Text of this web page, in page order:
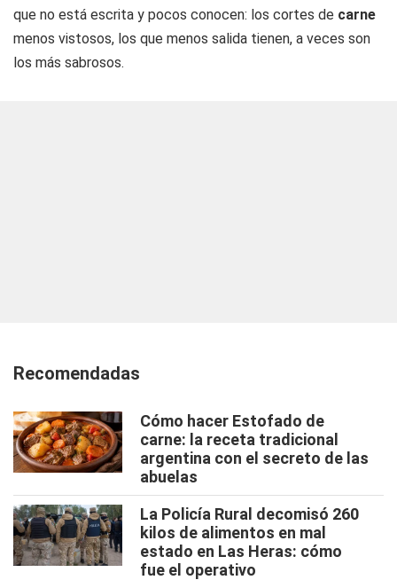
que no está escrita y pocos conocen: los cortes de carne
menos vistosos, los que menos salida tienen, a veces son
los más sabrosos.
Recomendadas
Cómo hacer Estofado de
carne: la receta tradicional
argentina con el secreto de las
abuelas
La Policía Rural decomisó 260
kilos de alimentos en mal
estado en Las Heras: cómo
fue el operativo